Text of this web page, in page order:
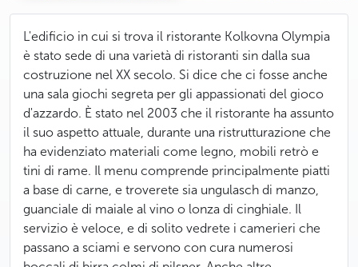
L'edificio in cui si trova il ristorante Kolkovna Olympia
è stato sede di una varietà di ristoranti sin dalla sua
costruzione nel XX secolo. Si dice che ci fosse anche
una sala giochi segreta per gli appassionati del gioco
d'azzardo. È stato nel 2003 che il ristorante ha assunto
il suo aspetto attuale, durante una ristrutturazione che
ha evidenziato materiali come legno, mobili retrò e
tini di rame. Il menu comprende principalmente piatti
a base di carne, e troverete sia ungulasch di manzo,
guanciale di maiale al vino o lonza di cinghiale. Il
servizio è veloce, e di solito vedrete i camerieri che
passano a sciami e servono con cura numerosi